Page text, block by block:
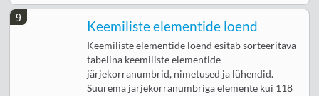
9
Keemiliste elementide loend
Keemiliste elementide loend esitab sorteeritava
tabelina keemiliste elementide
järjekorranumbrid, nimetused ja lühendid.
Suurema järjekorranumbriga elemente kui 118